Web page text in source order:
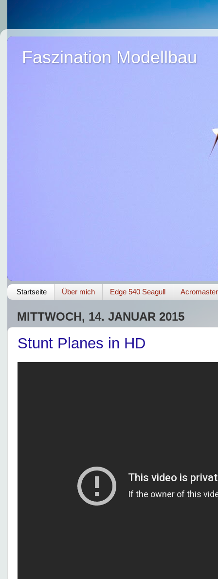
Faszination Modellbau
Startseite Über mich Edge 540 Seagull Acromaster
MITTWOCH, 14. JANUAR 2015
Stunt Planes in HD